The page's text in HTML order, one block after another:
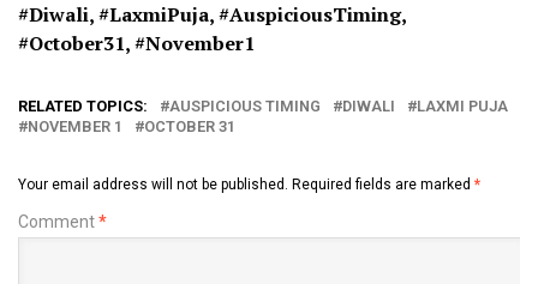
#Diwali, #LaxmiPuja, #AuspiciousTiming,
#October31, #November1
RELATED TOPICS: AUSPICIOUS TIMING DIWALI
LAXMI PUJA
NOVEMBER 1
OCTOBER 31
Your email address will not be published. Required fields are marked *
Comment*